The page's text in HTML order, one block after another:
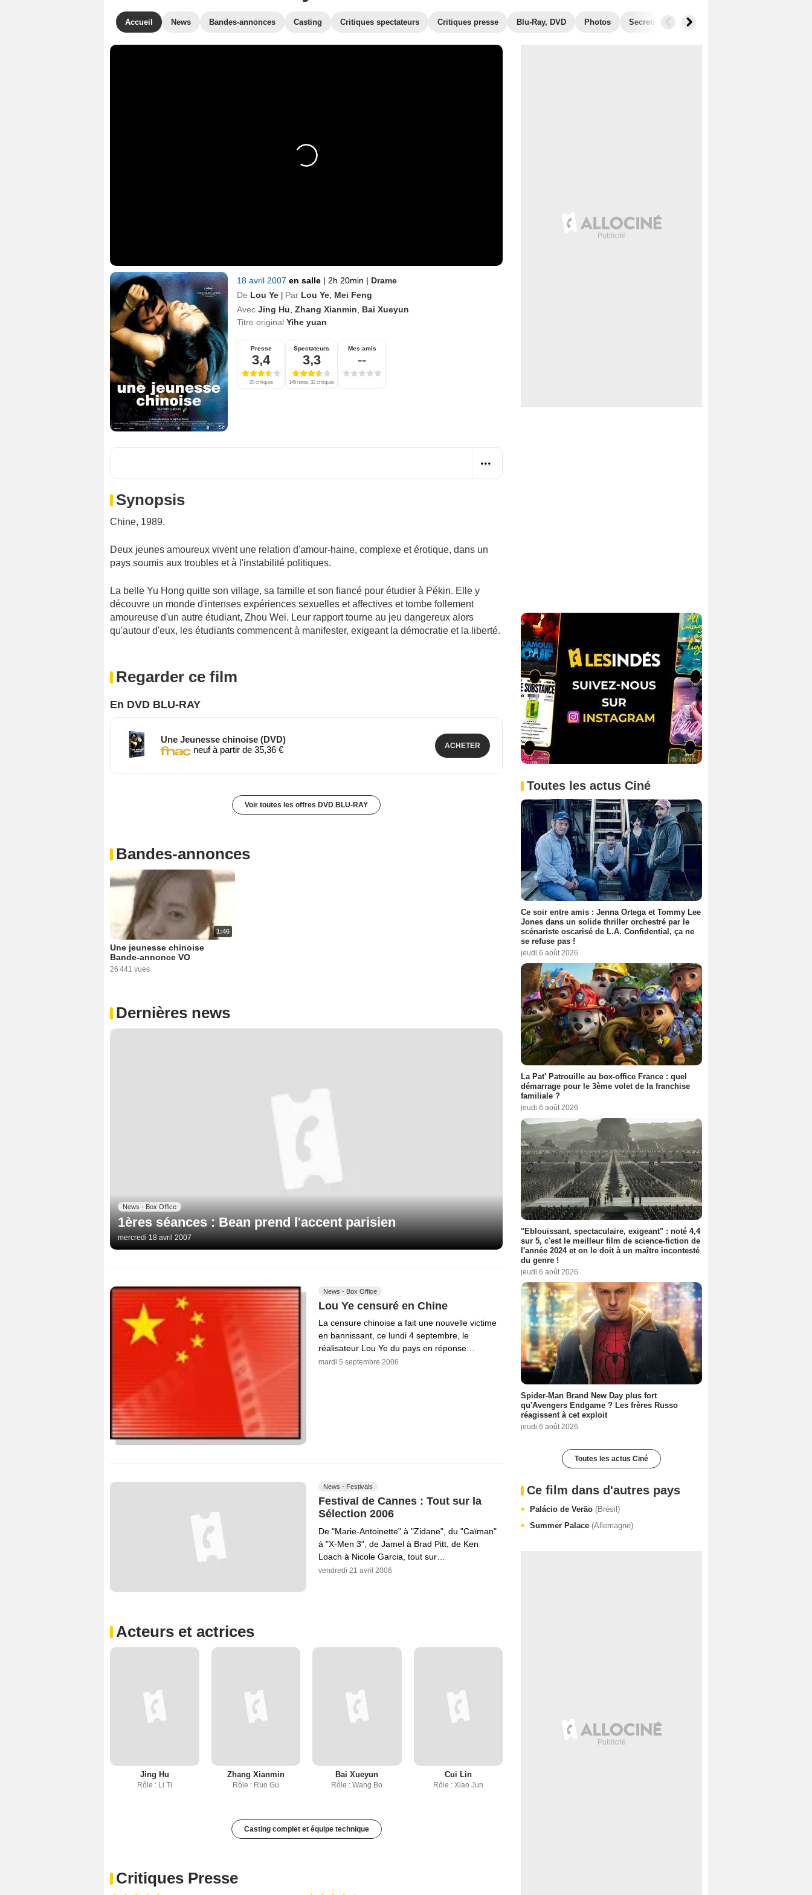
Accueil News Bandes-annonces Casting Critiques spectateurs Critiques presse Blu-Ray, DVD Photos Secrets de tournage
18 avril 2007 en salle | 2h 20min | Drame
De Lou Ye | Par Lou Ye Mei Feng
Avec Jing Hu Zhang Xianmin
Bai Xueyun
Titre original Yihe yuan
Presse
3,4
20 critiques
Spectateurs
3,3
146 notes, 32 critiques
Mes amis
--
Synopsis
Chine, 1989.
Deux jeunes amoureux vivent une relation d'amour-haine, complexe et érotique, dans un
pays soumis aux troubles et à l'instabilité politiques.
La belle Yu Hong quitte son village, sa famille et son fiancé pour étudier à Pékin. Elle y
découvre un monde d'intenses expériences sexuelles et affectives et tombe follement
amoureuse d'un autre étudiant, Zhou Wei. Leur rapport tourne au jeu dangereux alors
qu'autour d'eux, les étudiants commencent à manifester, exigeant la démocratie et la liberté.
Regarder ce film
En DVD BLU-RAY
Une Jeunesse chinoise (DVD)
neuf à partir de 35,36 €
ACHETER
Voir toutes les offres DVD BLU-RAY
Bandes-annonces
1:46
Une jeunesse chinoise
Bande-annonce VO
26 441 vues
Dernières news
News - Box Office
1ères séances : Bean prend l'accent parisien
mercredi 18 avril 2007
News - Box Office
Lou Ye censuré en Chine
La censure chinoise a fait une nouvelle victime
en bannissant, ce lundi 4 septembre, le
réalisateur Lou Ye du pays en réponse…
mardi 5 septembre 2006
News - Festivals
Festival de Cannes : Tout sur la
Sélection 2006
De "Marie-Antoinette" à "Zidane", du "Caïman"
à "X-Men 3", de Jamel à Brad Pitt, de Ken
Loach à Nicole Garcia, tout sur…
vendredi 21 avril 2006
Acteurs et actrices
Jing Hu
Rôle : Li Ti
Zhang Xianmin
Rôle : Ruo Gu
Bai Xueyun
Rôle : Wang Bo
Cui Lin
Rôle : Xiao Jun
Casting complet et équipe technique
Critiques Presse
Toutes les actus Ciné
Ce soir entre amis : Jenna Ortega et Tommy Lee
Jones dans un solide thriller orchestré par le
scénariste oscarisé de L.A. Confidential, ça ne
se refuse pas !
jeudi 6 août 2026
La Pat' Patrouille au box-office France : quel
démarrage pour le 3ème volet de la franchise
familiale ?
jeudi 6 août 2026
"Eblouissant, spectaculaire, exigeant" : noté 4,4
sur 5, c'est le meilleur film de science-fiction de
l'année 2024 et on le doit à un maître incontesté
du genre !
jeudi 6 août 2026
Spider-Man Brand New Day plus fort
qu'Avengers Endgame ? Les frères Russo
réagissent à cet exploit
jeudi 6 août 2026
Toutes les actus Ciné
Ce film dans d'autres pays
Palácio de Verão (Brésil)
Summer Palace (Allemagne)